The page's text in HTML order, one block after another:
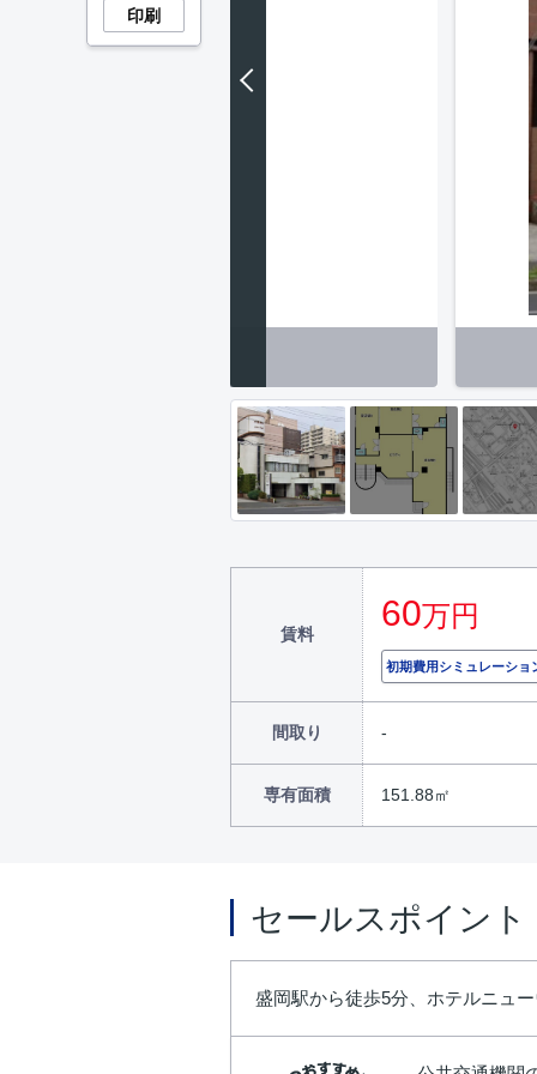
賃料
60万円
初期費用シミュレーショ
間取り
専有面積 151.88㎡
印刷
セールスポイント
盛岡駅から徒歩5分、ホテルニュ